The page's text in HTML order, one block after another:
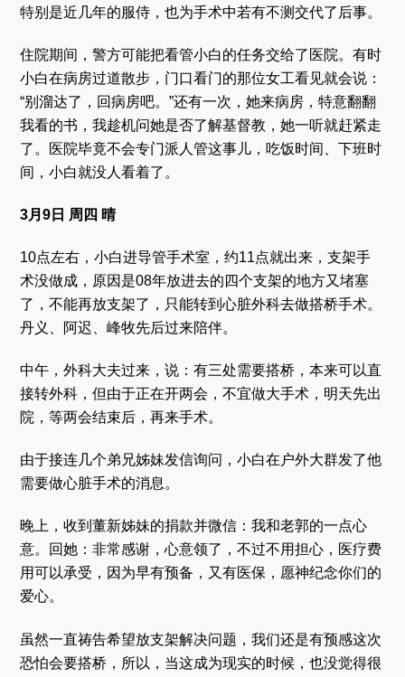
特别是近几年的服侍，也为手术中若有不测交代了后事。
住院期间，警方可能把看管小白的任务交给了医院。有时
小白在病房过道散步，门口看门的那位女工看见就会说：
“别溜达了，回病房吧。”还有一次，她来病房，特意翻翻
我看的书，我趁机问她是否了解基督教，她一听就赶紧走
了。医院毕竟不会专门派人管这事儿，吃饭时间、下班时
间，小白就没人看着了。
3月9日 周四 晴
10点左右，小白进导管手术室，约11点就出来，支架手
术没做成，原因是08年放进去的四个支架的地方又堵塞
了，不能再放支架了，只能转到心脏外科去做搭桥手术。
丹义、阿迟、峰牧先后过来陪伴。
中午，外科大夫过来，说：有三处需要搭桥，本来可以直
接转外科，但由于正在开两会，不宜做大手术，明天先出
院，等两会结束后，再来手术。
由于接连几个弟兄姊妹发信询问，小白在户外大群发了他
需要做心脏手术的消息。
晚上，收到董新姊妹的捐款并微信：我和老郭的一点心
意。回她：非常感谢，心意领了，不过不用担心，医疗费
用可以承受，因为早有预备，又有医保，愿神纪念你们的
爱心。
虽然一直祷告希望放支架解决问题，我们还是有预感这次
恐怕会要搭桥，所以，当这成为现实的时候，也没觉得很